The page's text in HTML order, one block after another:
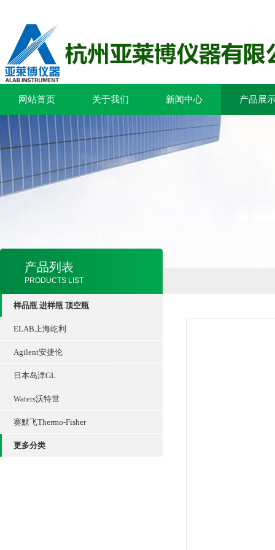
网站首页 关于我们 新闻中心 产品展
产品列表
PRODUCTS LIST
样品瓶 进样瓶 顶空瓶
ELAB上海屹利
Agilent安捷伦
日本岛津GL
Waters沃特世
赛默飞Thermo-Fisher
更多分类